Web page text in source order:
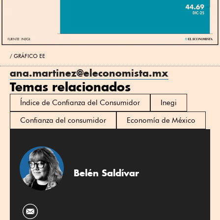
GRÁFICO EE
ana.martinez@eleconomista.mx
Temas relacionados
Índice de Confianza del Consumidor
Inegi
Confianza del consumidor
Economía de México
Belén Saldívar